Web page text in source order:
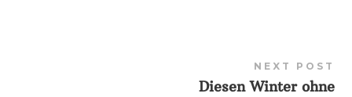
NEXT POST
Diesen Winter ohne